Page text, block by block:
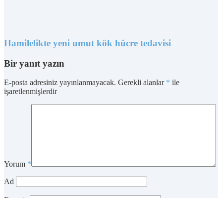
Hamilelikte yeni umut kök hücre tedavisi
Bir yanıt yazın
E-posta adresiniz yayınlanmayacak. Gerekli alanlar * ile
işaretlenmişlerdir
Yorum *
Ad